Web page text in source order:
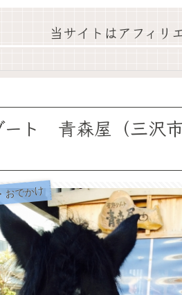
当サイトはアフィリ
ート 青森屋（三沢
おでかけ